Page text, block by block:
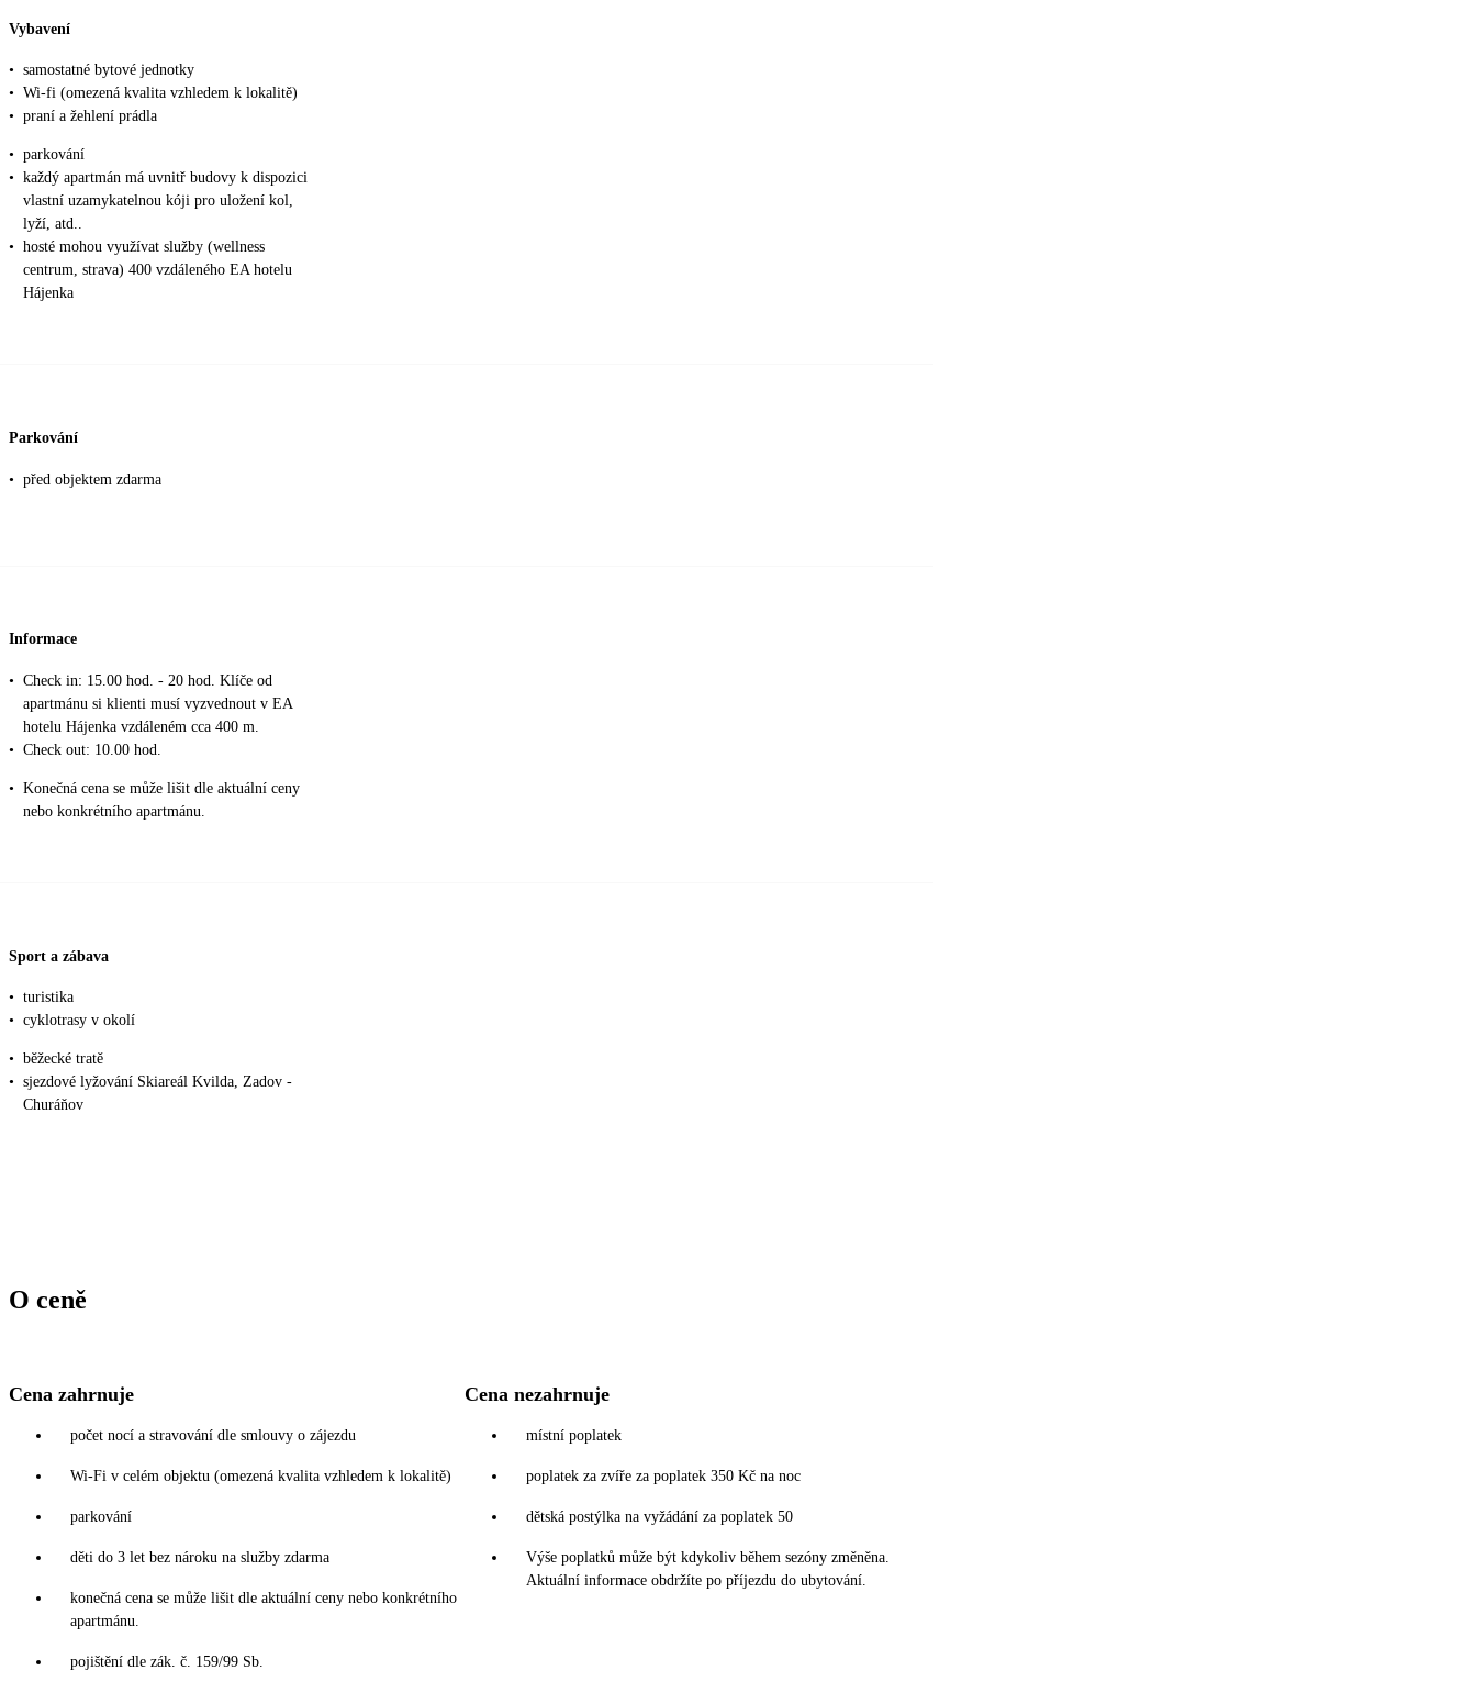
Vybavení
• samostatné bytové jednotky
• Wi-fi (omezená kvalita vzhledem k lokalitě)
• praní a žehlení prádla
• parkování
• každý apartmán má uvnitř budovy k dispozici
vlastní uzamykatelnou kóji pro uložení kol,
lyží, atd..
• hosté mohou využívat služby (wellness
centrum, strava) 400 vzdáleného EA hotelu
Hájenka
Parkování
• před objektem zdarma
Informace
• Check in: 15.00 hod. - 20 hod. Klíče od
apartmánu si klienti musí vyzvednout v EA
hotelu Hájenka vzdáleném cca 400 m.
• Check out: 10.00 hod.
• Konečná cena se může lišit dle aktuální ceny
nebo konkrétního apartmánu.
Sport a zábava
• turistika
• cyklotrasy v okolí
• běžecké tratě
• sjezdové lyžování Skiareál Kvilda, Zadov -
Churáňov
O ceně
Cena zahrnuje
počet nocí a stravování dle smlouvy o zájezdu
Wi-Fi v celém objektu (omezená kvalita vzhledem k lokalitě)
parkování
děti do 3 let bez nároku na služby zdarma
konečná cena se může lišit dle aktuální ceny nebo konkrétního
apartmánu.
pojištění dle zák. č. 159/99 Sb.
Cena nezahrnuje
místní poplatek
poplatek za zvíře za poplatek 350 Kč na noc
dětská postýlka na vyžádání za poplatek 50
Výše poplatků může být kdykoliv během sezóny změněna.
Aktuální informace obdržíte po příjezdu do ubytování.